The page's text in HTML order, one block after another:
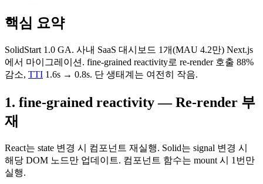
핵심 요약
SolidStart 1.0 GA. 사내 SaaS 대시보드 1개(MAU 4.2만) Next.js
에서 마이그레이션. fine-grained reactivity로 re-render 호출 88%
감소, TTI 1.6s → 0.8s. 단 생태계는 여전히 작음.
1. fine-grained reactivity — Re-render 부
재
React는 state 변경 시 컴포넌트 재실행. Solid는 signal 변경 시
해당 DOM 노드만 업데이트. 컴포넌트 함수는 mount 시 1번만
실행.